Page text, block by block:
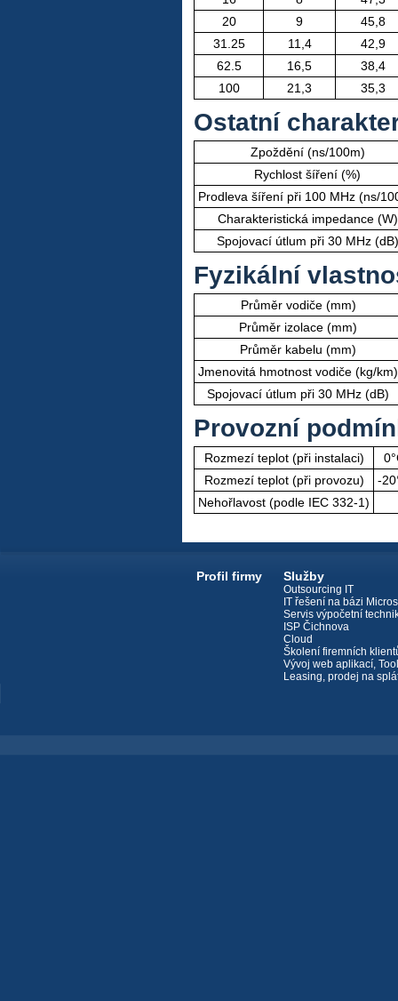
20
9
45,8
31.25
11,4
42,9
62.5
16,5
38,4
100
21,3 35,3
Ostatní
Zpoždění (ns/100m)
Rychlost šíření (%)
Prodleva šíření při 100 MHz (ns/
Charakteristická impedance (W)
Spojovací útlum při 30 MHz (dB)
Fyzikální
Průměr vodiče (mm)
Průměr izolace (mm)
Průměr kabelu (mm)
Jmenovitá hmotnost vodiče (kg/km)
Spojovací útlum při 30 MHz (dB)
Provozní
Rozmezí teplot (při instalaci)
Rozmezí teplot (při provozu)
-
Nehořlavost (podle IEC 332-1)
Profil firmy Služby
Outsourcing IT
IT řešení na bázi
Servis výpočetní
ISP Čichnova
Cloud
Školení firemních
Vývoj web aplikací,
Leasing, prodej na